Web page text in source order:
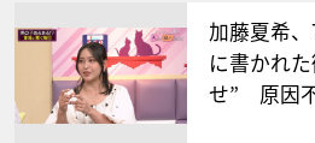
加藤夏希
に書かれ
せ” 原因